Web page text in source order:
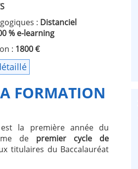
: Distanciel
% e-learning
: 1800 €
FORMATION
la première année du
de premier cycle de
titulaires du Baccalauréat